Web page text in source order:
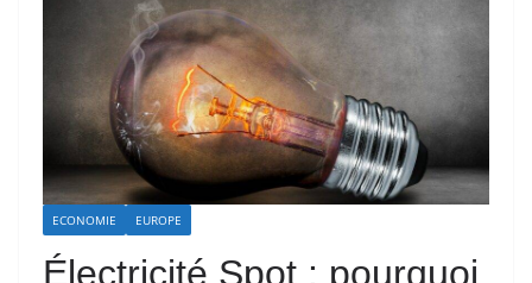
ECONOMIE EUROPE
Électricité Spot : pourquoi